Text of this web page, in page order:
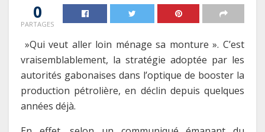
0
PARTAGES
»Qui veut aller loin ménage sa monture ». C’est
vraisemblablement, la stratégie adoptée par les
autorités gabonaises dans l’optique de booster la
production pétrolière, en déclin depuis quelques
années déjà.